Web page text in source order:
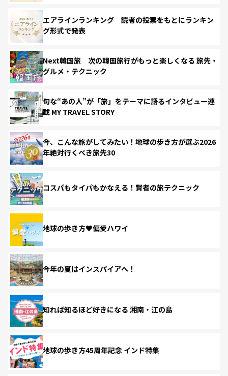
エアラインランキング 読者の投票をもとにランキン
グ形式で発表
Next韓国旅 次の韓国旅行がもっと楽しくなる 旅先・
グルメ・テクニック
旬な“あの人”が「旅」をテーマに語るインタビュー連
載 MY TRAVEL STORY
今、こんな旅がしてみたい！地球の歩き方が選ぶ2026
年絶対行くべき旅先30
コスパもタイパもかなえる！賢者の旅テクニック
地球の歩き方♥偏愛ハワイ
今年の夏はインスパイアへ！
知れば知るほど好きになる 湘南・江の島
地球の歩き方45周年記念 インド特集